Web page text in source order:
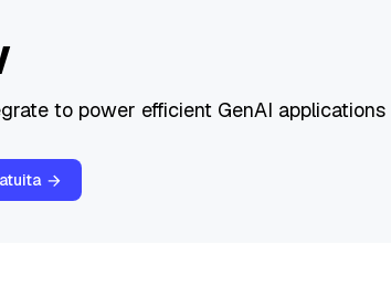
to power efficient GenAI applications